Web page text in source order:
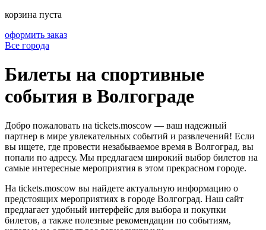
корзина пуста
оформить заказ
Все города
Билеты на спортивные
события в Волгограде
Добро пожаловать на tickets.moscow — ваш надежный
партнер в мире увлекательных событий и развлечений! Если
вы ищете, где провести незабываемое время в Волгоград, вы
попали по адресу. Мы предлагаем широкий выбор билетов на
самые интересные мероприятия в этом прекрасном городе.
На tickets.moscow вы найдете актуальную информацию о
предстоящих мероприятиях в городе Волгоград. Наш сайт
предлагает удобный интерфейс для выбора и покупки
билетов, а также полезные рекомендации по событиям,